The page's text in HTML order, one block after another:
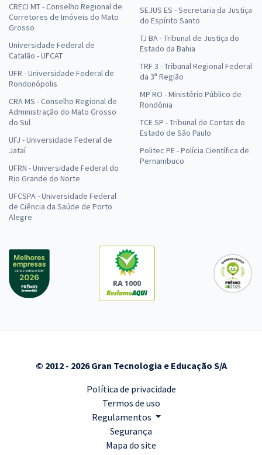
CRECI MT - Conselho Regional de
Corretores de Imóveis do Mato
Grosso
Universidade Federal de
Catalão - UFCAT
UFR - Universidade Federal de
Rondonópolis
CRA MS - Conselho Regional de
Administração do Mato Grosso
do Sul
UFJ - Universidade Federal de
Jataí
UFRN - Universidade Federal do
Rio Grande do Norte
UFCSPA - Universidade Federal
de Ciência da Saúde de Porto
Alegre
SEJUS ES - Secretaria da Justiça
do Espírito Santo
TJ BA - Tribunal de Justiça do
Estado da Bahia
TRF 3 - Tribunal Regional Federal
da 3ª Região
MP RO - Ministério Público de
Rondônia
TCE SP - Tribunal de Contas do
Estado de São Paulo
Politec PE - Polícia Científica de
Pernambuco
RA 1000
© 2012 - 2026 Gran Tecnologia e Educação S/A
Política de privacidade
Termos de uso
Regulamentos
Segurança
Mapa do site